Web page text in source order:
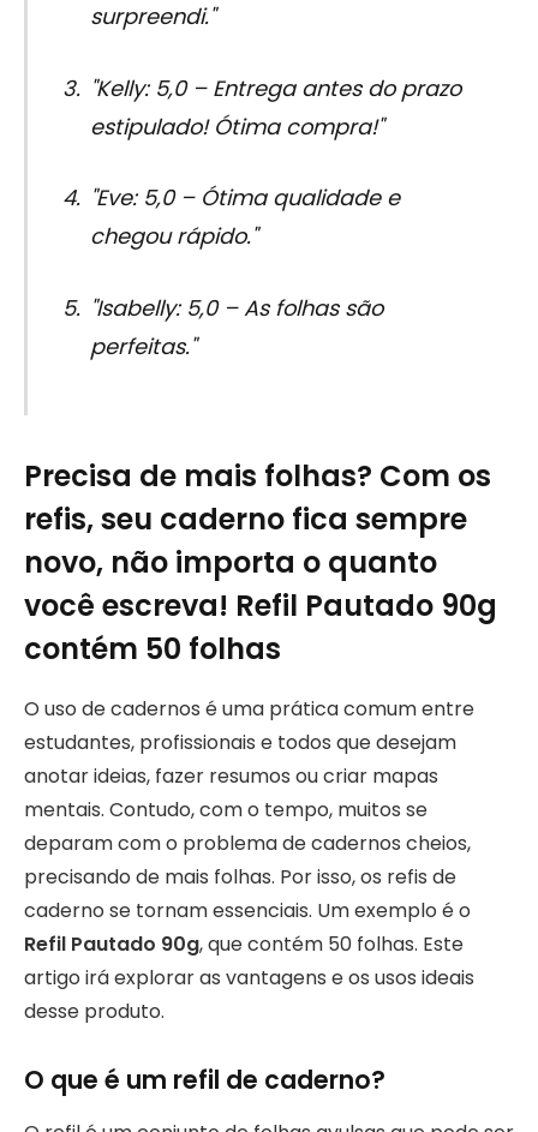
surpreendi."
"Kelly: 5,0 – Entrega antes do prazo
estipulado! Ótima compra!"
"Eve: 5,0 – Ótima qualidade e
chegou rápido."
"Isabelly: 5,0 – As folhas são
perfeitas."
Precisa de mais folhas? Com os
refis, seu caderno fica sempre
novo, não importa o quanto
você escreva! Refil Pautado 90g
contém 50 folhas
O uso de cadernos é uma prática comum entre
estudantes, profissionais e todos que desejam
anotar ideias, fazer resumos ou criar mapas
mentais. Contudo, com o tempo, muitos se
deparam com o problema de cadernos cheios,
precisando de mais folhas. Por isso, os refis de
caderno se tornam essenciais. Um exemplo é o
Refil Pautado 90g, que contém 50 folhas. Este
artigo irá explorar as vantagens e os usos ideais
desse produto.
O que é um refil de caderno?